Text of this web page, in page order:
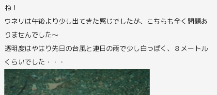
ね！
ウネリは午後より少し出てきた感じでしたが、こちらも全く問題あ
りませんでした～
透明度はやはり先日の台風と連日の雨で少し白っぽく、８メートル
くらいでした・・・